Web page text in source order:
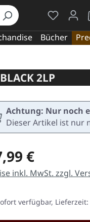
Du hast 0
Bücher
2LP
Achtung: Nur noch
Dieser Artikel ist nur
Preis:
€
inkl. MwSt. zzgl.
verfügbar,